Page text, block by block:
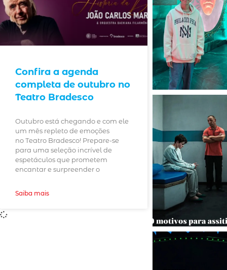
Confira a agenda
completa de outubro no
Teatro Bradesco
Outubro está chegando e com ele
um mês repleto de emoções
no Teatro Bradesco! Prepare-se
para uma seleção incrível de
espetáculos que prometem
encantar e surpreender o
Saiba mais